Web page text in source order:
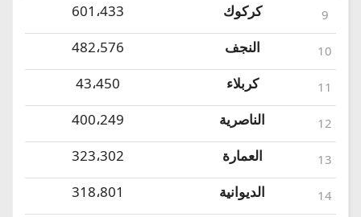
9 كركوك 601،433
10 النجف 482،576
11 كربلاء 43،450
12 الناصرية 400،249
13 العمارة 323،302
14 الديوانية 318،801